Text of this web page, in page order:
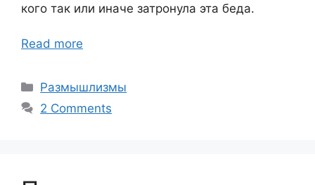
кого так или иначе затронула эта беда.
Read more
Categories
Размышлизмы
2 Comments